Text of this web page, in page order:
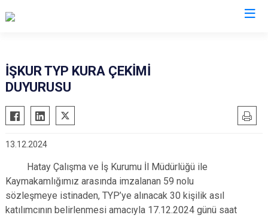
Altınözü
Belen
Erzin
İskenderun
Kırıkhan
Arsuz
Antakya
Defne
İŞKUR TYP KURA ÇEKİMİ
DUYURUSU
13.12.2024
Hatay Çalışma ve İş Kurumu İl Müdürlüğü ile
Kaymakamlığımız arasında imzalanan 59 nolu
sözleşmeye istinaden, TYP’ye alınacak 30 kişilik asıl
katılımcının belirlenmesi amacıyla 17.12.2024 günü saat